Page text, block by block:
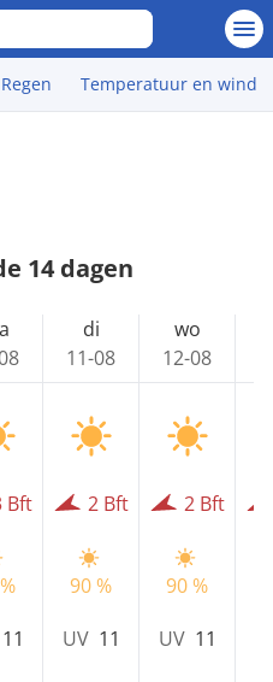
Regen Temperatuur en wind
14 dagen
Bft
11
di
11-08
2 Bft
90 %
UV 11
wo
12-08
2 Bft
90 %
UV 11